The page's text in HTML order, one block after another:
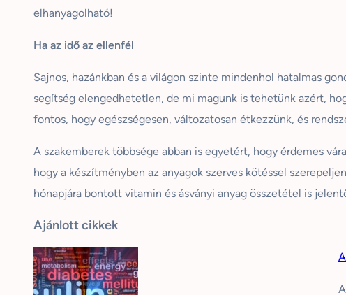
elhanyagolható!
Ha az idő az ellenfél
Sajnos, hazánkban és a világon szinte mindenhol hatalmas
segítség elengedhetetlen, de mi magunk is tehetünk azért,
fontos, hogy egészségesen, változatosan étkezzünk, és
A szakemberek többsége abban is egyetért, hogy érdemes
hogy a készítményben az anyagok szerves kötéssel
hónapjára bontott vitamin és ásványi anyag összetétel is
Ajánlott cikkek